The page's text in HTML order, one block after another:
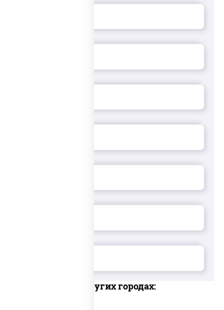
Доставка в других городах: